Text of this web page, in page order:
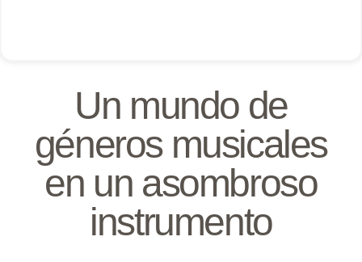
Un mundo de
géneros musicales
en un asombroso
instrumento